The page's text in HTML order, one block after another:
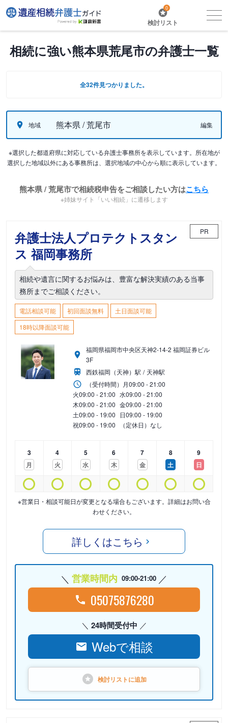
0
検討リスト
相続に強い熊本県荒尾市の弁護士一覧
全32件見つかりました。
地域 熊本県 / 荒尾市 編集
※選択した都道府県に対応している弁護士事務所を表示しています。所在地が
選択した地域以外にある事務所は、選択地域の中心から順に表示しています。
熊本県 / 荒尾市で相続税申告をご相談したい方はこちら
※姉妹サイト「いい相続」に遷移します
弁護士法人プロテクトスタン
ス 福岡事務所
PR
相続や遺言に関するお悩みは、豊富な解決実績のある当事
務所までご相談ください。
電話相談可能 初回面談無料
土日面談可能
18時以降面談可能
福岡県福岡市中央区天神2-14-2 福岡証券ビル
3F
西鉄福岡（天神）駅
天神駅
（受付時間） 月09:00 - 21:00
火09:00 - 21:00 水09:00 - 21:00
木09:00 - 21:00 金09:00 - 21:00
土09:00 - 19:00 日09:00 - 19:00
祝09:00 - 19:00 （定休日）なし
3
月
4
火
5
水
6
木
7
金
8
土
9
日
※営業日・相談可能日が変更となる場合もございます。詳細はお問い合
わせください。
詳しくはこちら
営業時間内 09:00-21:00
05075876280
24時間受付中
Webで相談
検討リストに追加